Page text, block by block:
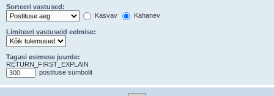
Sorteeri vastused:
Kasvav
Kahanev
Limiteeri vastuseid eelmise:
Tagasi esimese juurde:
RETURN_FIRST_EXPLAIN
postituse sümbolit